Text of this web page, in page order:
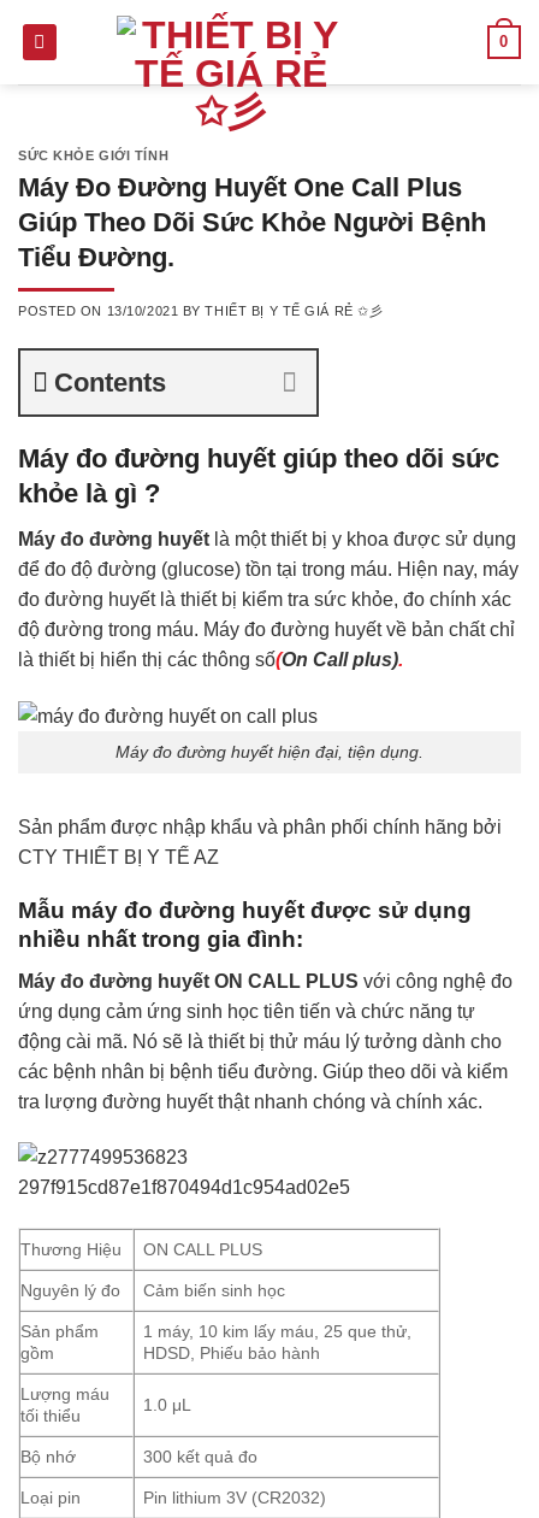
0
SỨC KHỎE GIỚI TÍNH
Máy Đo Đường Huyết One Call Plus
Giúp Theo Dõi Sức Khỏe Người Bệnh
Tiểu Đường.
POSTED ON 13/10/2021 BYTHIẾT BỊ Y TẾ GIÁ RẺ ✩彡
Contents
Máy đo đường huyết giúp theo dõi sức
khỏe là gì ?
Máy đo đường huyết là một thiết bị y khoa được sử dụng
để đo độ đường (glucose) tồn tại trong máu. Hiện nay, máy
đo đường huyết là thiết bị kiểm tra sức khỏe, đo chính xác
độ đường trong máu. Máy đo đường huyết về bản chất chỉ
là thiết bị hiển thị các thông số(On Call plus).
Máy đo đường huyết hiện đại, tiện dụng.
Sản phẩm được nhập khẩu và phân phối chính hãng bởi
CTY THIẾT BỊ Y TẾ AZ
Mẫu máy đo đường huyết được sử dụng
nhiều nhất trong gia đình:
Máy đo đường huyết ON CALL PLUS với công nghệ đo
ứng dụng cảm ứng sinh học tiên tiến và chức năng tự
động cài mã. Nó sẽ là thiết bị thử máu lý tưởng dành cho
các bệnh nhân bị bệnh tiểu đường. Giúp theo dõi và kiểm
tra lượng đường huyết thật nhanh chóng và chính xác.
Thương Hiệu ON CALL PLUS
Nguyên lý đo Cảm biến sinh học
Sản phẩm
gồm
1 máy, 10 kim lấy máu, 25 que thử,
HDSD, Phiếu bảo hành
Lượng máu
tối thiểu
1.0 μL
Bộ nhớ 300 kết quả đo
Loại pin Pin lithium 3V (CR2032)